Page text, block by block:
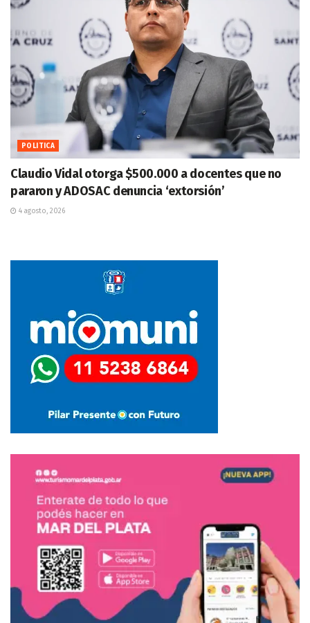
POLITICA
Claudio Vidal otorga $500.000 a docentes que no
pararon y ADOSAC denuncia ‘extorsión’
4 agosto, 2026